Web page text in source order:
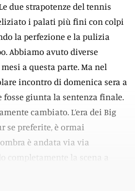
due strapotenze del tennis
i palati più fini con colpi
la perfezione e la pulizia
Abbiamo avuto diverse
a questa parte. Ma nel
incontro di domenica sera a
fosse giunta la sentenza finale.
cambiato. L’era dei Big
se preferite, è ormai
è andata via via
completamente la scena a